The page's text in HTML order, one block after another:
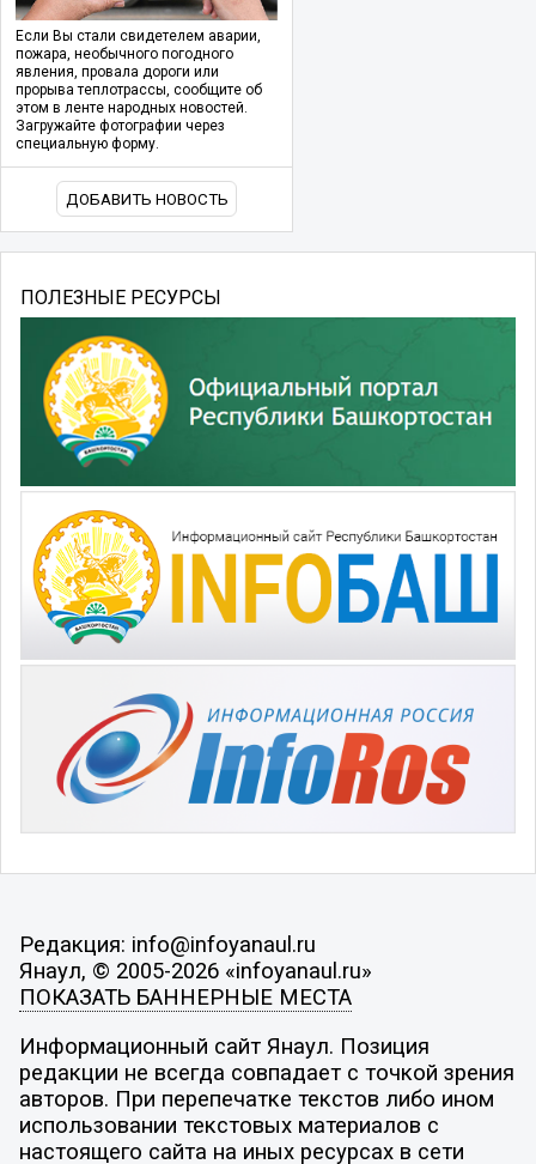
Если Вы стали свидетелем аварии,
пожара, необычного погодного
явления, провала дороги или
прорыва теплотрассы, сообщите об
этом в ленте народных новостей.
Загружайте фотографии через
специальную форму.
ДОБАВИТЬ НОВОСТЬ
ПОЛЕЗНЫЕ РЕСУРСЫ
Редакция: info@infoyanaul.ru
Янаул, © 2005-2026 «infoyanaul.ru»
ПОКАЗАТЬ БАННЕРНЫЕ МЕСТА
Информационный сайт Янаул. Позиция
редакции не всегда совпадает с точкой зрения
авторов. При перепечатке текстов либо ином
использовании текстовых материалов с
настоящего сайта на иных ресурсах в сети